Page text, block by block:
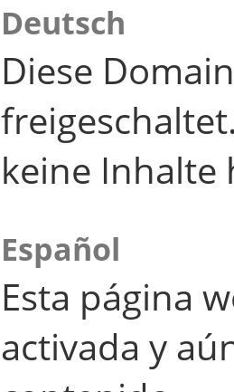
Deutsch
Diese
keine Inhalte
Español
Esta página
activada y